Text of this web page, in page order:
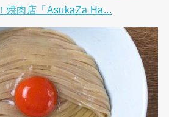
焼肉店「AsukaZa Ha...